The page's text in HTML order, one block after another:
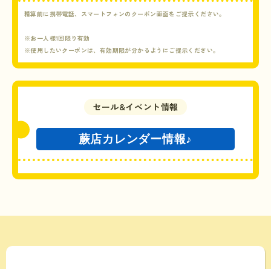
精算前に携帯電話、スマートフォンのクーポン画面をご提示ください。
※お一人様1回限り有効
※使用したいクーポンは、有効期限が分かるようにご提示ください。
セール&イベント情報
蕨店カレンダー情報♪